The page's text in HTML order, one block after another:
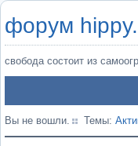
форум
свобода состоит из
Вы не вошли. Темы: